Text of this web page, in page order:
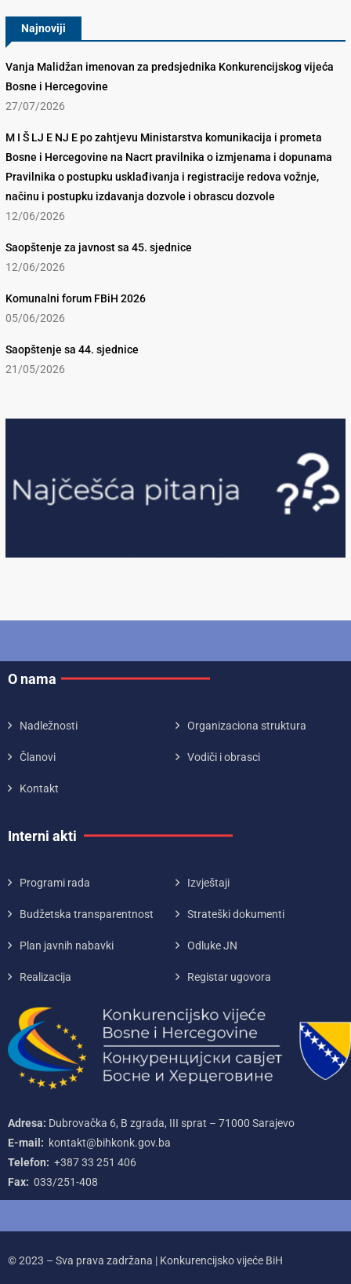
Najnoviji
Vanja Malidžan imenovan za predsjednika Konkurencijskog vijeća
Bosne i Hercegovine
27/07/2026
M I Š LJ E NJ E po zahtjevu Ministarstva komunikacija i prometa
Bosne i Hercegovine na Nacrt pravilnika o izmjenama i dopunama
Pravilnika o postupku usklađivanja i registracije redova vožnje,
načinu i postupku izdavanja dozvole i obrascu dozvole
12/06/2026
Saopštenje za javnost sa 45. sjednice
12/06/2026
Komunalni forum FBiH 2026
05/06/2026
Saopštenje sa 44. sjednice
21/05/2026
O nama
Nadležnosti Organizaciona struktura
Članovi Vodiči i obrasci
Kontakt
Interni akti
Programi rada Izvještaji
Budžetska transparentnost Strateški dokumenti
Plan javnih nabavki Odluke JN
Realizacija Registar ugovora
Adresa: Dubrovačka 6, B zgrada, III sprat – 71000‌ Sarajevo
E-mail: kontakt@bihkonk.gov.ba
Telefon: +387‌ 33‌ 251‌ 406
Fax: 033/251-408
© 2023 – Sva prava zadržana | Konkurencijsko vijeće BiH